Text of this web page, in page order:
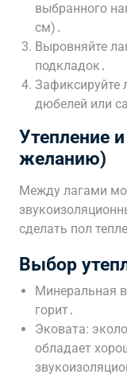
выбранного
см)․
Выровняйте
подкладок․
дюбелей или
Утепление
желанию)
Между лагами
сделать пол
Выбор
Минеральная
горит․
Эковата:
обладает